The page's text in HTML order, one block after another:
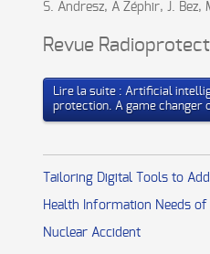
S. Andresz, A Zéphir, J. Bez,
Revue
Lire la suite : Artificial
protection. A game changer
Tailoring Digital Tools to
Health Information Needs
Nuclear Accident